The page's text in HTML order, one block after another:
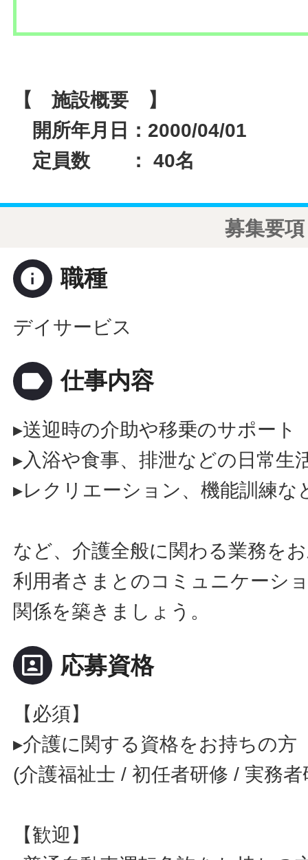
【 施設概要 】
開所年月日：2000/04/01
定員数 ： 40名
募集要項
info 職種
デイサービス
label 仕事内容
▸送迎時の介助や移乗のサポート
▸入浴や食事、排泄などの日常生
▸レクリエーション、機能訓練な
など、介護全般に関わる業務を
利用者さまとのコミュニケーシ
関係を築きましょう。
portrait 応募資格
【必須】
▸介護に関する資格をお持ちの方
(介護福祉士 / 初任者研修 / 実務
【歓迎】